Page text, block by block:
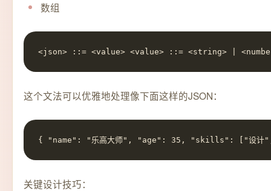
数组
<json> ::= <value> <value> ::= <string> |
这个文法可以优雅地处理像下面这样的JSON：
{ "name": "乐高大师", "age": 35, "skills": ["设
关键设计技巧：